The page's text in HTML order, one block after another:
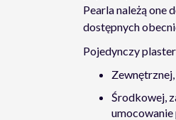
Pearla należą one
dostępnych
Pojedynczy
Środkowej,
umocowanie